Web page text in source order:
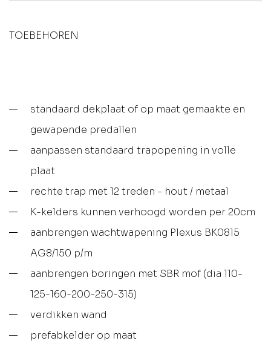
TOEBEHOREN
standaard dekplaat of op maat gemaakte en
gewapende predallen
aanpassen standaard trapopening in volle
plaat
rechte trap met 12 treden - hout / metaal
K-kelders kunnen verhoogd worden per 20cm
aanbrengen wachtwapening Plexus BK0815
AG8/150 p/m
aanbrengen boringen met SBR mof (dia 110-
125-160-200-250-315)
verdikken wand
prefabkelder op maat